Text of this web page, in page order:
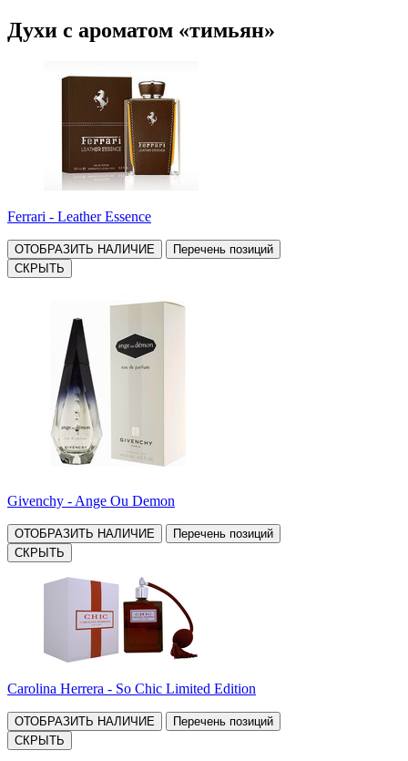
Духи с ароматом «тимьян»
Ferrari - Leather Essence
ОТОБРАЗИТЬ НАЛИЧИЕ
Перечень позиций
СКРЫТЬ
Givenchy - Ange Ou Demon
ОТОБРАЗИТЬ НАЛИЧИЕ
Перечень позиций
СКРЫТЬ
Carolina Herrera - So Chic Limited Edition
ОТОБРАЗИТЬ НАЛИЧИЕ
Перечень позиций
СКРЫТЬ